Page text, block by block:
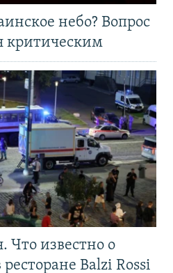
небо? Вопрос
критическим
Что известно о
Balzi Rossi